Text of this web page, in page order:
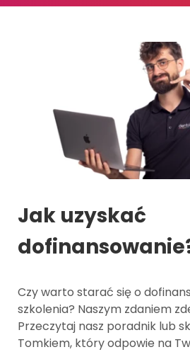
Jak uzyskać
Czy warto starać się o
szkolenia? Naszym zdaniem
Przeczytaj nasz poradnik lub
Tomkiem, który odpowie na